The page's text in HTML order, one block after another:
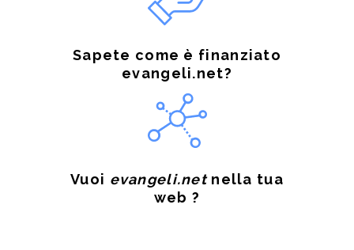
Sapete come è finanziato
evangeli.net?
Vuoi evangeli.netnella tua
web ?